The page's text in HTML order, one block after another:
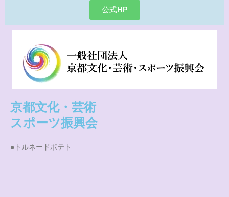
公式HP
京都文化・芸術
スポーツ振興会
●トルネードポテト